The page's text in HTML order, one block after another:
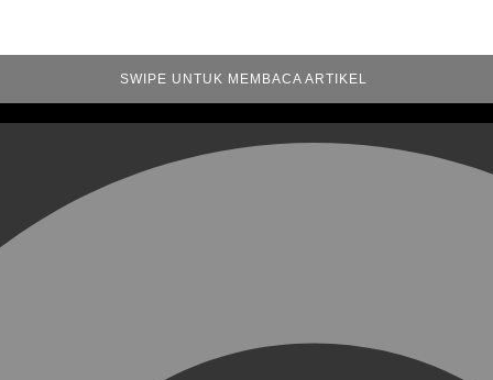
SWIPE UNTUK MEMBACA ARTIKEL